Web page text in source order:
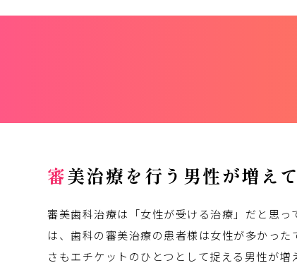
審美治療を行う男性が増え
審美歯科治療は「女性が受ける治療」だと思っ
は、歯科の審美治療の患者様は女性が多かった
さもエチケットのひとつとして捉える男性が増